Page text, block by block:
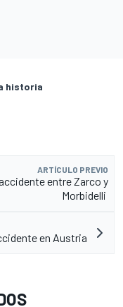
historia
ARTÍCULO PREVIO
entre Zarco y
Morbidelli
en Austria